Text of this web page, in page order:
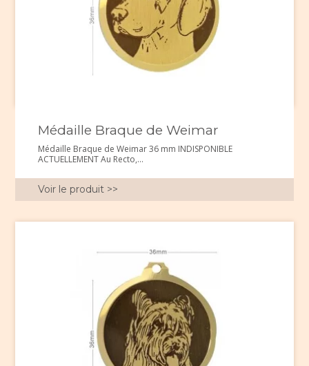
Médaille Braque de Weimar
Médaille Braque de Weimar 36 mm INDISPONIBLE
ACTUELLEMENT Au Recto,...
Voir le produit >>